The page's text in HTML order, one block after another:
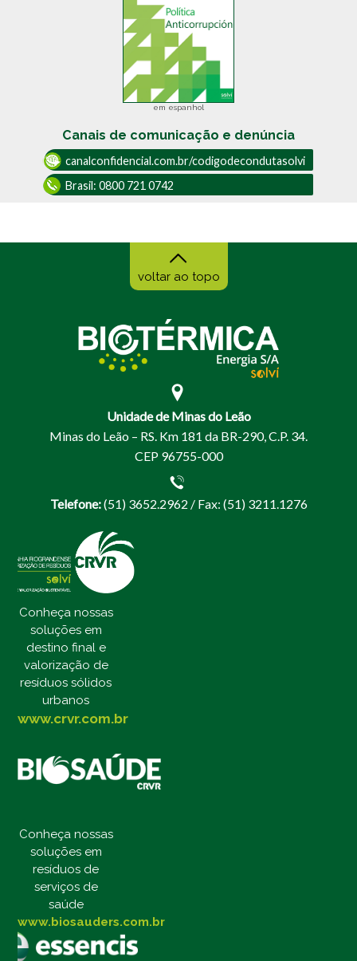
em espanhol
Canais de comunicação e denúncia
canalconfidencial.com.br/codigodecondutasolvi
Brasil: 0800 721 0742
voltar ao topo
Unidade de Minas do Leão
Minas do Leão – RS. Km 181 da BR-290, C.P. 34.
CEP 96755-000
Telefone:(51) 3652.2962 / Fax: (51) 3211.1276
Conheça nossas
soluções em
destino final e
valorização de
resíduos sólidos
urbanos
www.crvr.com.br
Conheça nossas
soluções em
resíduos de
serviços de
saúde
www.biosauders.com.br